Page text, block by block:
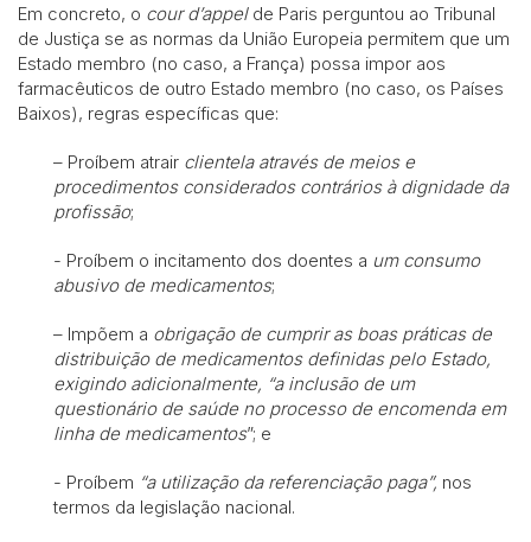
Em concreto, o cour d’appelde Paris perguntou ao Tribunal
de Justiça se as normas da União Europeia permitem que um
Estado membro (no caso, a França) possa impor aos
farmacêuticos de outro Estado membro (no caso, os Países
Baixos), regras específicas que:
– Proíbem atrair clientela através de meios e
procedimentos considerados contrários à dignidade da
profissão;
- Proíbem o incitamento dos doentes a um consumo
abusivo de medicamentos;
– Impõem a obrigação de cumprir as boas práticas de
distribuição de medicamentos definidas pelo Estado,
exigindo adicionalmente, “a inclusão de um
questionário de saúde no processo de encomenda em
linha de medicamentos”; e
- Proíbem “a utilização da referenciação paga”, nos
termos da legislação nacional.